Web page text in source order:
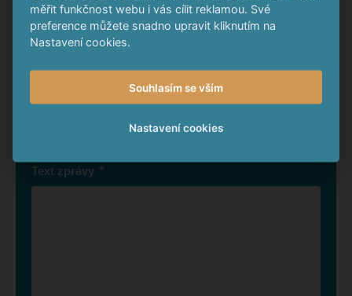
Jméno a příjmení *
Text zprávy *
měřit funkčnost webu i vás cílit reklamou. Své
preference můžete snadno upravit kliknutím na
Nastavení cookies.
Souhlasím se vším
Nastavení cookies